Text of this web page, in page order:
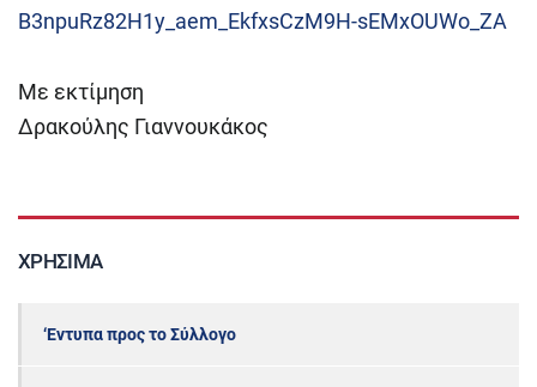
B3npuRz82H1y_aem_EkfxsCzM9H-sEMxOUWo_ZA
Με εκτίμηση
Δρακούλης Γιαννουκάκος
ΧΡΉΣΙΜΑ
‘Εντυπα προς το Σύλλογο